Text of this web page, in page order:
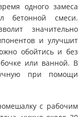
одного замеса
смеси.
значительно
и улучшит
обойтись и без
или ванной. В
при помощи
с рабочим